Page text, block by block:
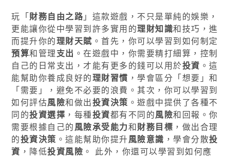
玩「財務自由之路」這款遊戲，不只是單純的娛樂，
更能讓你從中學習到許多實用的理財知識和技巧，進
而提升你的理財天賦 。首先，你可以學習到如何制定
預算和管理支出 。在遊戲中，你需要精打細算，控制
自己的日常支出，才能有更多的錢可以用於投資 。這
能幫助你養成良好的理財習慣 ，學會區分「想要」和
「需要」，避免不必要的浪費。其次，你可以學習到
如何評估風險和做出投資決策 。遊戲中提供了各種不
同的投資選擇 ，每種投資都有不同的風險和回報。你
需要根據自己的風險承受能力和財務目標 ，做出合理
的投資決策 。這能幫助你提升風險意識 ，學會分散投
資 ，降低投資風險 。 此外，你還可以學習到如何應